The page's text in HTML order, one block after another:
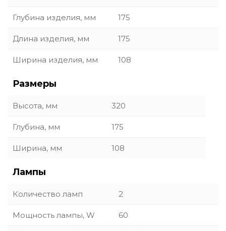
Глубина изделия, мм 175
Длина изделия, мм 175
Ширина изделия, мм 108
Размеры
Высота, мм 320
Глубина, мм 175
Ширина, мм 108
Лампы
Количество ламп 2
Мощность лампы, W 60